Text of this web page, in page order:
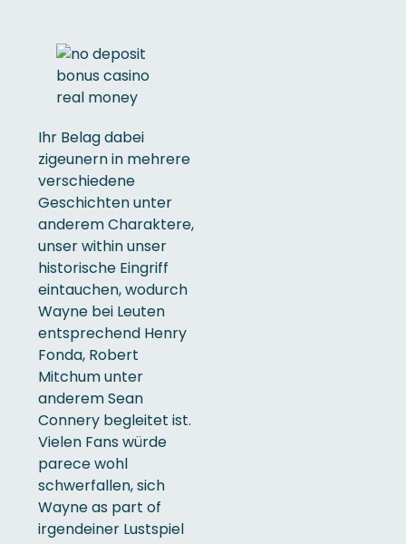
Ihr Belag dabei
zigeunern in mehrere
verschiedene
Geschichten unter
anderem Charaktere,
unser within unser
historische Eingriff
eintauchen, wodurch
Wayne bei Leuten
entsprechend Henry
Fonda, Robert
Mitchum unter
anderem Sean
Connery begleitet ist.
Vielen Fans würde
parece wohl
schwerfallen, sich
Wayne as part of
irgendeiner Lustspiel